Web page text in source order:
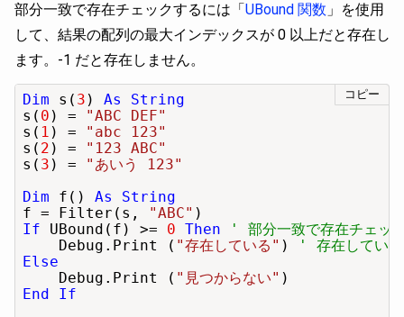
部分一致で存在チェックするには「UBound 関数 」を使用
して、結果の配列の最大インデックスが 0 以上だと存在し
ます。-1 だと存在しません。
コピー
Dim s( 3 ) As String
s( 0 ) =
"ABC DEF"
s( 1 ) =
"abc 123"
s( 2 ) =
"123 ABC"
s( 3 ) =
"あいう 123"
Dim f() As String
f = Filter(s,
"ABC"
If UBound(f) >= 0 Then
' 部分一致で存在チェッ
    Debug.Print (
"存在している" )
' 存在している
Else
    Debug.Print (
"見つからない"
End If